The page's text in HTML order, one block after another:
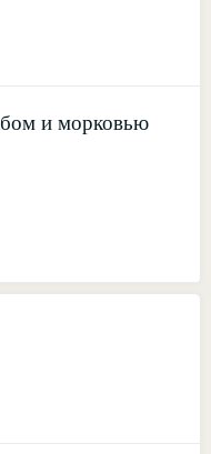
и морковью